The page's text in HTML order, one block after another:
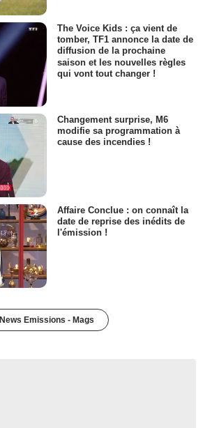
The Voice Kids : ça vient de
tomber, TF1 annonce la date de
diffusion de la prochaine
saison et les nouvelles règles
qui vont tout changer !
Changement surprise, M6
modifie sa programmation à
cause des incendies !
Affaire Conclue : on connaît la
date de reprise des inédits de
l'émission !
News Emissions - Mags